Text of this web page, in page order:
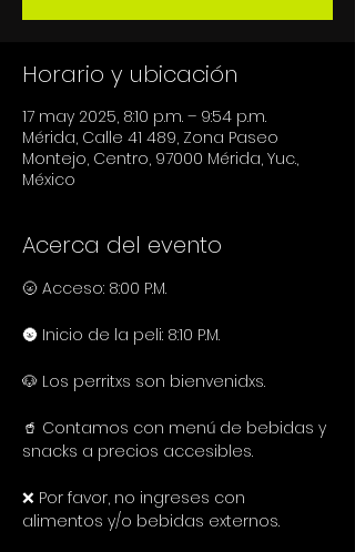
Horario y ubicación
17 may 2025, 8:10 p.m. – 9:54 p.m.
Mérida, Calle 41 489, Zona Paseo
Montejo, Centro, 97000 Mérida, Yuc.,
México
Acerca del evento
🌝 Acceso: 8:00 P.M.
🌚 Inicio de la peli: 8:10 P.M.
🐶 Los perritxs son bienvenidxs.
🥤 Contamos con menú de bebidas y
snacks a precios accesibles.
❌ Por favor, no ingreses con
alimentos y/o bebidas externos.